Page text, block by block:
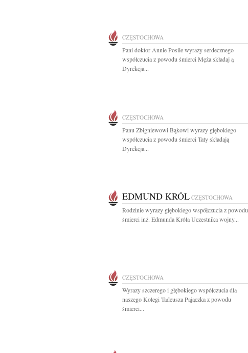
CZĘSTOCHOWA
Pani doktor Annie Posile wyrazy serdecznego
współczucia z powodu śmierci Męża składaj ą
Dyrekcja...
CZĘSTOCHOWA
Panu Zbigniewowi Bąkowi wyrazy głębokiego
współczucia z powodu śmierci Taty składają
Dyrekcja...
EDMUND KRÓL CZĘSTOCHOWA
Rodzinie wyrazy głębokiego współczucia z powodu
śmierci inż. Edmunda Króla Uczestnika wojny...
CZĘSTOCHOWA
Wyrazy szczerego i głębokiego współczucia dla
naszego Kolegi Tadeusza Pajączka z powodu
śmierci...